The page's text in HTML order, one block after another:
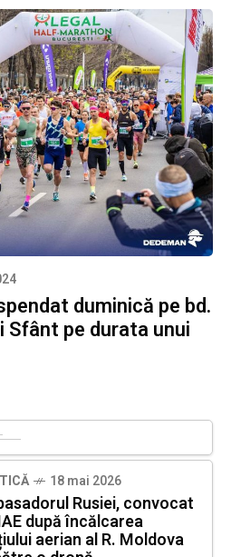
duminică pe bd.
Sfânt pe durata unui
18 mai 2026
Rusiei, convocat
după încălcarea
aerian al R. Moldova